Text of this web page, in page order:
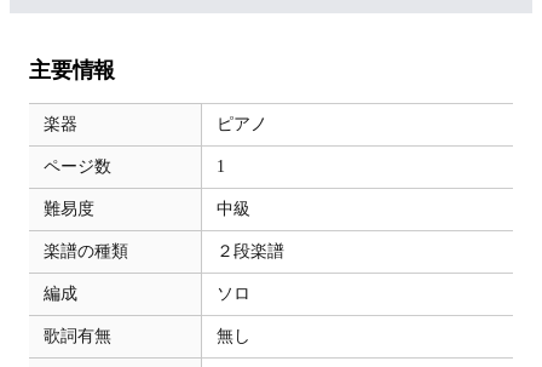
主要情報
楽器 ピアノ
ページ数 1
難易度 中級
楽譜の種類 ２段楽譜
編成 ソロ
歌詞有無 無し